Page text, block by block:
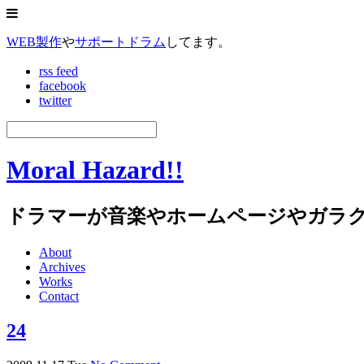
WEB製作やサポートドラム してます。
rss feed
facebook
twitter
Moral Hazard!!
ドラマーが音楽やホームページやガラ
About
Archives
Works
Contact
24